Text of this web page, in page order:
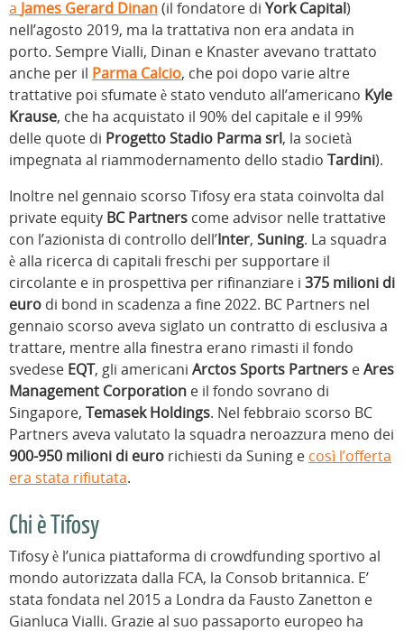
a James Gerard Dinan(il fondatore di York Capital)
nell’agosto 2019, ma la trattativa non era andata in
porto. Sempre Vialli, Dinan e Knaster avevano trattato
anche per il Parma Calcio, che poi dopo varie altre
trattative poi sfumate è stato venduto all’americano Kyle
Krause, che ha acquistato il 90% del capitale e il 99%
delle quote di Progetto Stadio Parma srl, la società
impegnata al riammodernamento dello stadio Tardini).
Inoltre nel gennaio scorso Tifosy era stata coinvolta dal
private equity BC Partners come advisor nelle trattative
con l’azionista di controllo dell’Inter, Suning. La squadra
è alla ricerca di capitali freschi per supportare il
circolante e in prospettiva per rifinanziare i 375 milioni di
euro di bond in scadenza a fine 2022. BC Partners nel
gennaio scorso aveva siglato un contratto di esclusiva a
trattare, mentre alla finestra erano rimasti il fondo
svedese EQT, gli americani Arctos Sports Partners eAres
Management Corporation e il fondo sovrano di
Singapore, Temasek Holdings. Nel febbraio scorso BC
Partners aveva valutato la squadra neroazzura meno dei
900-950 milioni di euro richiesti da Suning e così l’offerta
era stata rifiutata.
Chi è Tifosy
Tifosy è l’unica piattaforma di crowdfunding sportivo al
mondo autorizzata dalla FCA, la Consob britannica. E’
stata fondata nel 2015 a Londra da Fausto Zanetton e
Gianluca Vialli. Grazie al suo passaporto europeo ha